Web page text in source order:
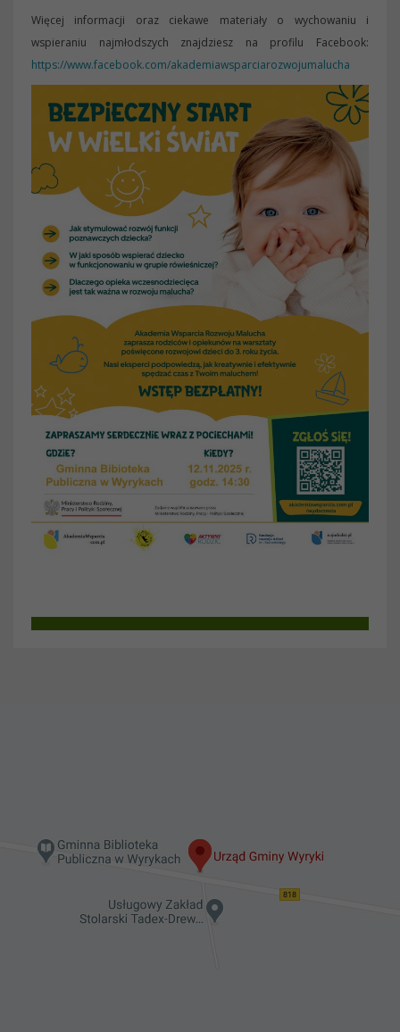
Więcej informacji oraz ciekawe materiały o wychowaniu i
wspieraniu najmłodszych znajdziesz na profilu Facebook:
https://www.facebook.com/akademiawsparciarozwojumalucha